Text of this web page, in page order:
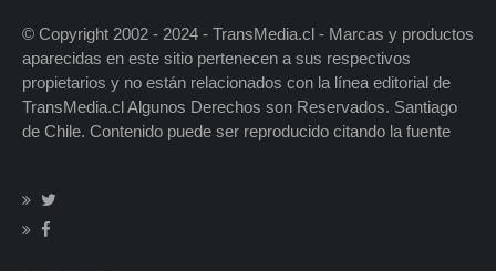
© Copyright 2002 - 2024 - TransMedia.cl - Marcas y productos
aparecidas en este sitio pertenecen a sus respectivos
propietarios y no están relacionados con la línea editorial de
TransMedia.cl Algunos Derechos son Reservados. Santiago
de Chile. Contenido puede ser reproducido citando la fuente